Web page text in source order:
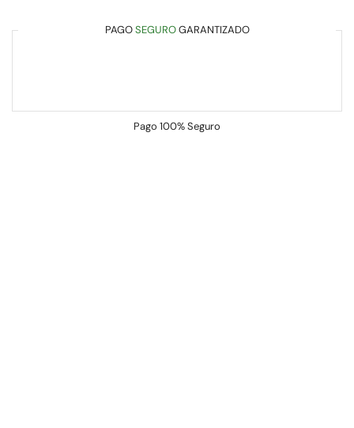
PAGOSEGUROGARANTIZADO
Pago 100% Seguro